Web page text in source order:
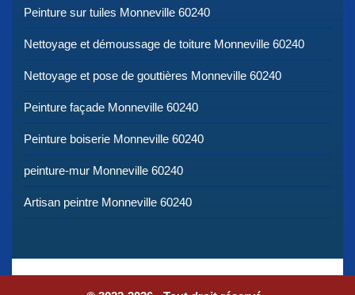
Peinture sur tuiles Monneville 60240
Nettoyage et démoussage de toiture Monneville 60240
Nettoyage et pose de gouttières Monneville 60240
Peinture façade Monneville 60240
Peinture boiserie Monneville 60240
peinture-mur Monneville 60240
Artisan peintre Monneville 60240